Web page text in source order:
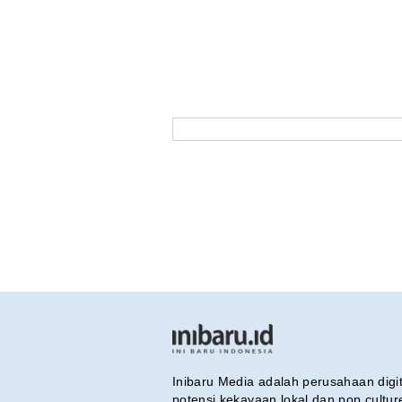
Inibaru Media adalah perusahaan